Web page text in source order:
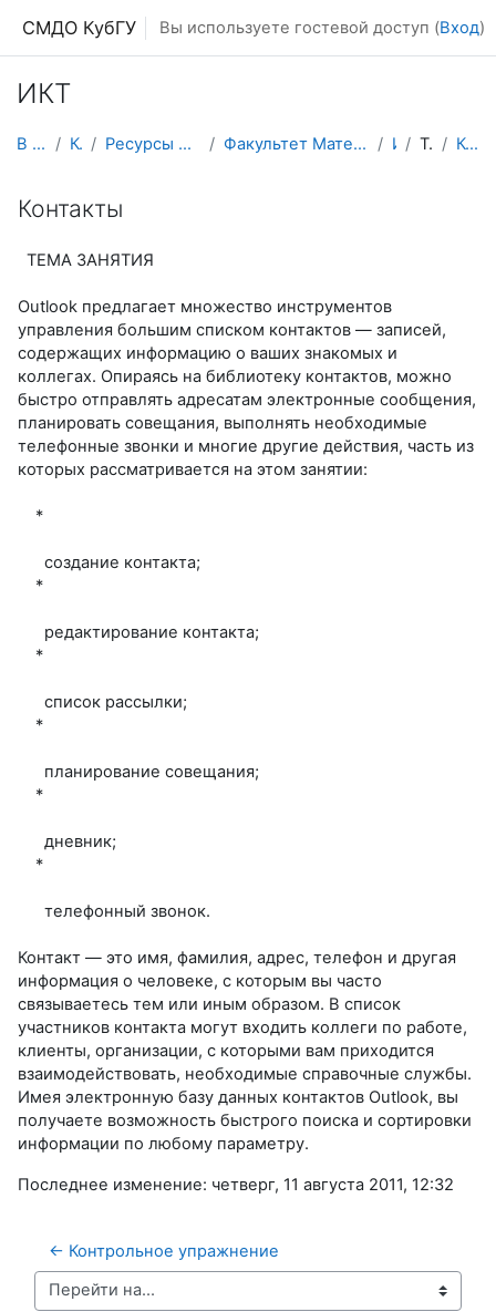
СМДО КубГУ Вы используете гостевой доступ (Вход)
ИКТ
В начало Курсы Ресурсы подразделений КубГУ Факультет Математики и компьютерных наук ИКТ Тема 1 Контакты
Контакты
ТЕМА ЗАНЯТИЯ
Outlook предлагает множество инструментов
управления большим списком контактов — записей,
содержащих информацию о ваших знакомых и
коллегах. Опираясь на библиотеку контактов, можно
быстро отправлять адресатам электронные сообщения,
планировать совещания, выполнять необходимые
телефонные звонки и многие другие действия, часть из
которых рассматривается на этом занятии:
*
создание контакта;
*
редактирование контакта;
*
список рассылки;
*
планирование совещания;
*
дневник;
*
телефонный звонок.
Контакт — это имя, фамилия, адрес, телефон и другая
информация о человеке, с которым вы часто
связываетесь тем или иным образом. В список
участников контакта могут входить коллеги по работе,
клиенты, организации, с которыми вам приходится
взаимодействовать, необходимые справочные службы.
Имея электронную базу данных контактов Outlook, вы
получаете возможность быстрого поиска и сортировки
информации по любому параметру.
Последнее изменение: четверг, 11 августа 2011, 12:32
← Контрольное упражнение
Перейти на...